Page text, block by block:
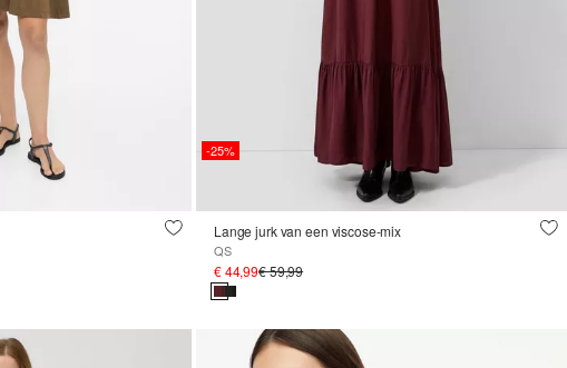
-25%
Lange jurk van een viscose-mix
QS
€ 44,99€ 59,99